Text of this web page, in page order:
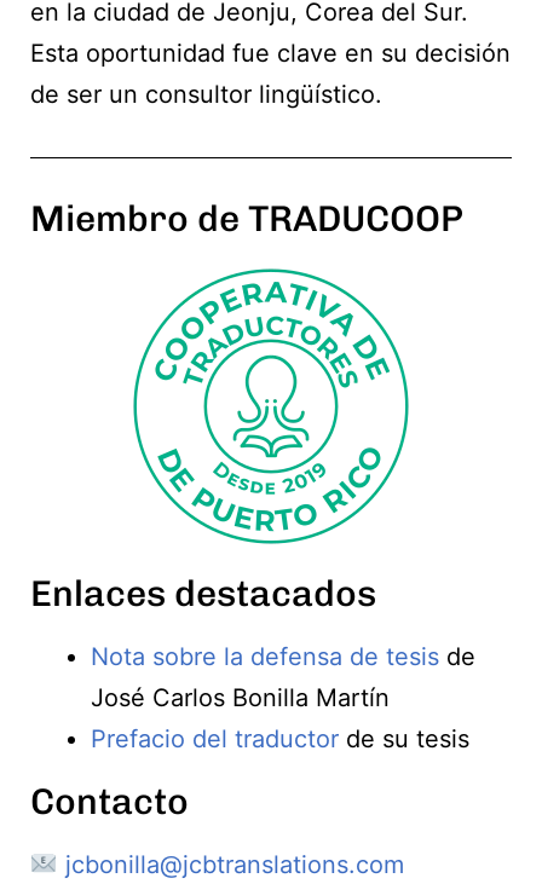
en la ciudad de Jeonju, Corea del Sur.
Esta oportunidad fue clave en su decisión
de ser un consultor lingüístico.
Miembro de TRADUCOOP
Enlaces destacados
Nota sobre la defensa de tesis de
José Carlos Bonilla Martín
Prefacio del traductor de su tesis
Contacto
jcbonilla@jcbtranslations.com